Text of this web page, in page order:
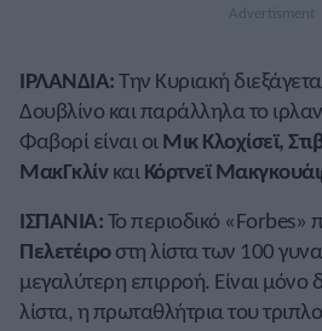
ΙΡΛΑΝΔΙΑ:Την Κυριακή
Δουβλίνο και παράλληλα το
Φαβορί είναι οιΜικ Κλοχίσεϊ,
ΜακΓκλίνκαιΚόρτνεϊ
ΙΣΠΑΝΙΑ:Το περιοδικό «Forbes»
Πελετέιροστη λίστα των 100
μεγαλύτερη επιρροή. Είναι μόνο
λίστα, η πρωταθλήτρια του